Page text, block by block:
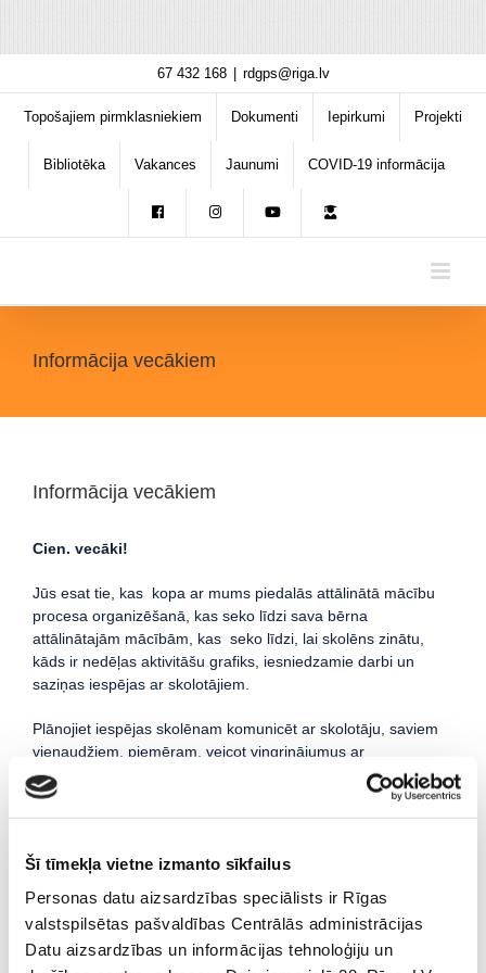
Šī tīmekļa vietne izmanto sīkfailus
Personas datu aizsardzības speciālists ir Rīgas
valstspilsētas pašvaldības Centrālās administrācijas
Datu aizsardzības un informācijas tehnoloģiju un
content
67 432 168 rdgps@riga.lv
Topošajiem pirmklasniekiem Dokumenti Iepirkumi Projekti
Bibliotēka Vakances Jaunumi COVID-19 informācija
Informācija vecākiem
Informācija vecākiem
Cien. vecāki!
Jūs esat tie, kas kopa ar mums piedalās attālinātā mācību
procesa organizēšanā, kas seko līdzi sava bērna
attālinātajām mācībām, kas seko līdzi, lai skolēns zinātu,
kāds ir nedēļas aktivitāšu grafiks, iesniedzamie darbi un
saziņas iespējas ar skolotājiem.
Plānojiet iespējas skolēnam komunicēt ar skolotāju, saviem
vienaudžiem, piemēram, veicot vingrinājumus ar
savstarpējas sacensības elementiem, pāros vai mazās
grupās strādājot pie uzdevumu risinājumiem, savstarpēji
izvērtējot cits cita darbu un sniedzot atgriezenisko saiti,
bērniem.
Reizēm vienā ģimenē ir vairāki skolēni, kam mācību laika
grafiki var sakrist. Šādā gadījumā vienas ģimenes skolēniem
pašiem vai ar pieaugušo palīdzību jāvienojas par ierīču